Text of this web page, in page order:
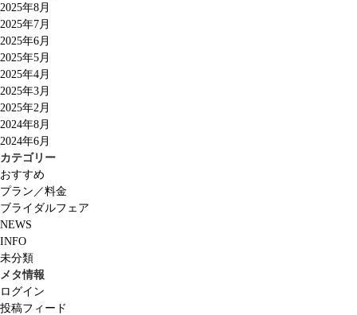
2025年8月
2025年7月
2025年6月
2025年5月
2025年4月
2025年3月
2025年2月
2024年8月
2024年6月
カテゴリー
おすすめ
プラン／料金
ブライダルフェア
NEWS
INFO
未分類
メタ情報
ログイン
投稿フィード